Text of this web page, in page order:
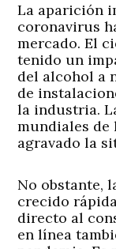
La aparición
coronavirus
mercado. El
tenido un
del alcohol a
de
la industria.
mundiales de
agravado la
No obstante,
crecido
directo al
en línea